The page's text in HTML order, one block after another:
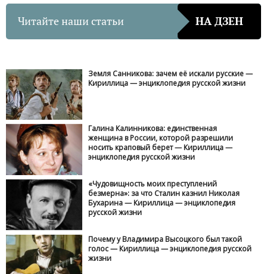
Читайте наши статьи НА ДЗЕН
Земля Санникова: зачем её искали русские —
Кириллица — энциклопедия русской жизни
Галина Калинникова: единственная
женщина в России, которой разрешили
носить краповый берет — Кириллица —
энциклопедия русской жизни
«Чудовищность моих преступлений
безмерна»: за что Сталин казнил Николая
Бухарина — Кириллица — энциклопедия
русской жизни
Почему у Владимира Высоцкого был такой
голос — Кириллица — энциклопедия русской
жизни